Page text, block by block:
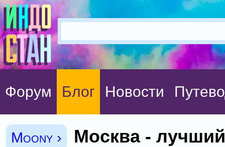
Форум Блог Новости
Moony ›
Москва -